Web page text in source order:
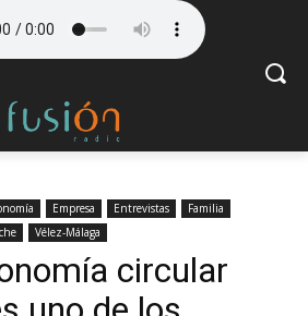
Empresa Entrevistas
Familia
Vélez-Málaga
circular